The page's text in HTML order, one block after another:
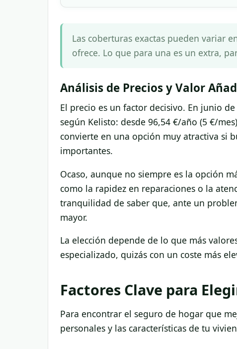
Las coberturas exactas pueden variar
ofrece. Lo que para una es un extra,
Análisis de Precios y Valor
El precio es un factor decisivo. En junio
según Kelisto: desde 96,54 €/año (5 €/
convierte en una opción muy atractiva si
importantes.
Ocaso, aunque no siempre es la opción
como la rapidez en reparaciones o la
tranquilidad de saber que, ante un
mayor.
La elección depende de lo que más
especializado, quizás con un coste más
Factores Clave para
Para encontrar el seguro de hogar que
personales y las características de tu